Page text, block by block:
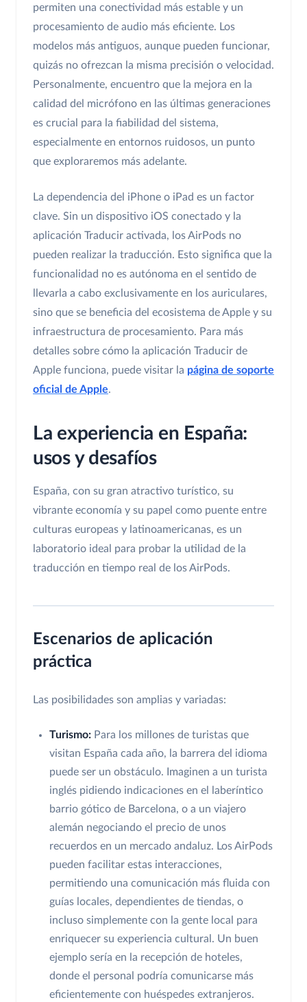
permiten una conectividad más estable y un
procesamiento de audio más eficiente. Los
modelos más antiguos, aunque pueden funcionar,
quizás no ofrezcan la misma precisión o velocidad.
Personalmente, encuentro que la mejora en la
calidad del micrófono en las últimas generaciones
es crucial para la fiabilidad del sistema,
especialmente en entornos ruidosos, un punto
que exploraremos más adelante.
La dependencia del iPhone o iPad es un factor
clave. Sin un dispositivo iOS conectado y la
aplicación Traducir activada, los AirPods no
pueden realizar la traducción. Esto significa que la
funcionalidad no es autónoma en el sentido de
llevarla a cabo exclusivamente en los auriculares,
sino que se beneficia del ecosistema de Apple y su
infraestructura de procesamiento. Para más
detalles sobre cómo la aplicación Traducir de
Apple funciona, puede visitar la página de soporte
oficial de Apple.
La experiencia en España:
usos y desafíos
España, con su gran atractivo turístico, su
vibrante economía y su papel como puente entre
culturas europeas y latinoamericanas, es un
laboratorio ideal para probar la utilidad de la
traducción en tiempo real de los AirPods.
Escenarios de aplicación
práctica
Las posibilidades son amplias y variadas:
Turismo: Para los millones de turistas que
visitan España cada año, la barrera del idioma
puede ser un obstáculo. Imaginen a un turista
inglés pidiendo indicaciones en el laberíntico
barrio gótico de Barcelona, o a un viajero
alemán negociando el precio de unos
recuerdos en un mercado andaluz. Los AirPods
pueden facilitar estas interacciones,
permitiendo una comunicación más fluida con
guías locales, dependientes de tiendas, o
incluso simplemente con la gente local para
enriquecer su experiencia cultural. Un buen
ejemplo sería en la recepción de hoteles,
donde el personal podría comunicarse más
eficientemente con huéspedes extranjeros.